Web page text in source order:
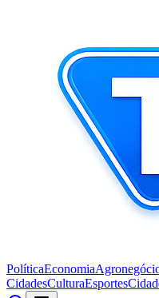
PolíticaEconomia
CidadesCulturaEsportes